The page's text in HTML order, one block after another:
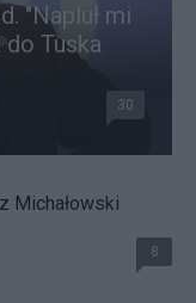
"Napluł mi
Tuska
30
Michałowski
8